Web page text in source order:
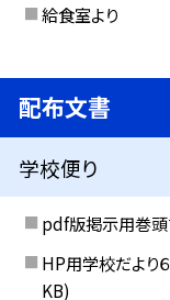
給食室より
配布文書
学校便り
pdf版掲示用巻頭
HP用学校だより
KB)